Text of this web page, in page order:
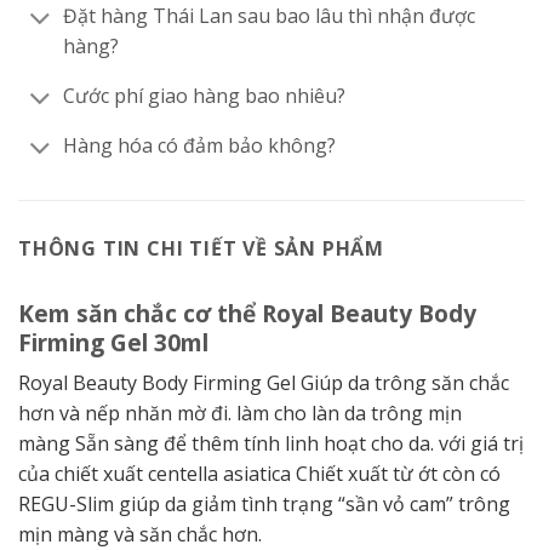
Đặt hàng Thái Lan sau bao lâu thì nhận được
hàng?
Cước phí giao hàng bao nhiêu?
Hàng hóa có đảm bảo không?
THÔNG TIN CHI TIẾT VỀ SẢN PHẨM
Kem săn chắc cơ thể Royal Beauty Body
Firming Gel 30ml
Royal Beauty Body Firming Gel Giúp da trông săn chắc
hơn và nếp nhăn mờ đi. làm cho làn da trông mịn
màngSẵn sàng để thêm tính linh hoạt cho da. với giá trị
của chiết xuất centella asiatica Chiết xuất từ ​​ớt còn có
REGU-Slim giúp da giảm tình trạng “sần vỏ cam” trông
mịn màng và săn chắc hơn.